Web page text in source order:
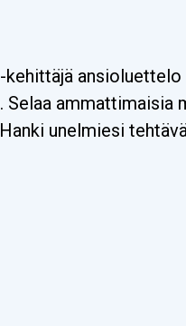
kehittäjä ansioluettelo
Selaa ammattimaisia
unelmiesi